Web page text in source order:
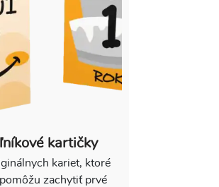
kartičky
kariet, ktoré
zachytiť prvé